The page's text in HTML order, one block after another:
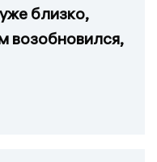
близко,
возобновился,